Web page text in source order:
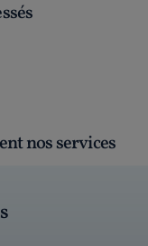
nos services